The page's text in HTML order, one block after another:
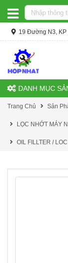
19 Đường N3, KP
DANH MỤC
Trang Chủ Sản
LỌC NHỚT MÁY
OIL FILLTER /